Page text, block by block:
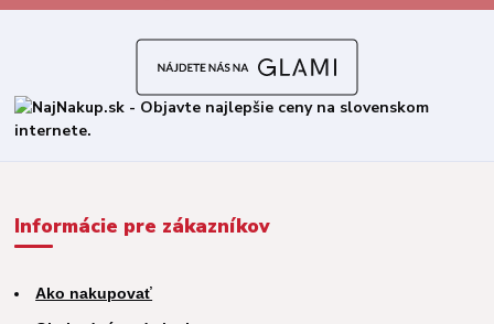
Informácie pre zákazníkov
Ako nakupovať